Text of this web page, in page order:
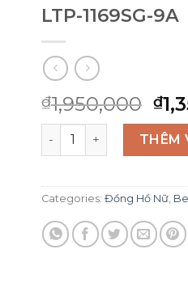
LTP-1169SG-9A
₫1,950,000 ₫
LTP-1169SG-9A quantity
THÊM
Categories: Đồng Hồ Nữ,